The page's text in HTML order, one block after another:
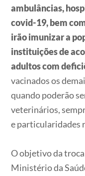
ambulâncias,
covid-19, bem
irão imunizar a
instituições de
adultos com
vacinados os
quando poderão
veterinários,
e particularidades
O objetivo da
Ministério da